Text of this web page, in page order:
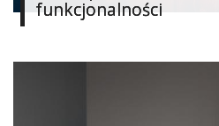
funkcjonalności